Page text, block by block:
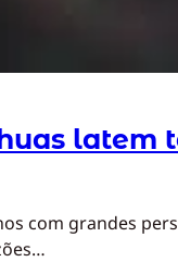
latem
com grandes